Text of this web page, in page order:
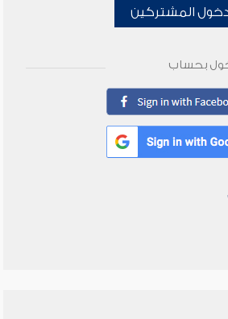
المشتركين
بحساب